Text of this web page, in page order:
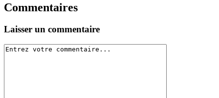
Commentaires
Laisser un commentaire